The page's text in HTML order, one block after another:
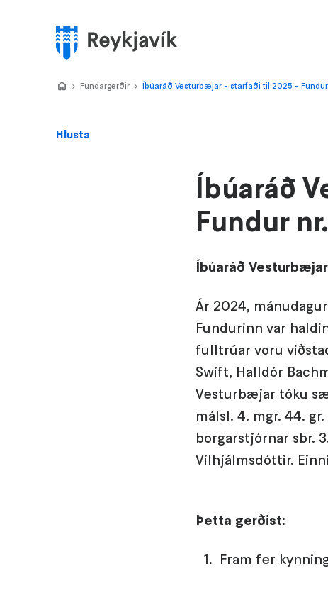
Valmynd
Hlusta
Íbúaráð
Fundur
Íbúaráð
Ár 2024,
Fundurinn var
fulltrúar voru
Swift, Halldór
Vesturbæjar tóku
málsl. 4. mgr. 44.
borgarstjórnar sbr.
Vilhjálmsdóttir.
Þetta gerðist:
Fram fer
Home
>
Fundargerðir >
Íbúaráð Vesturbæjar - starfaði til 2025 -